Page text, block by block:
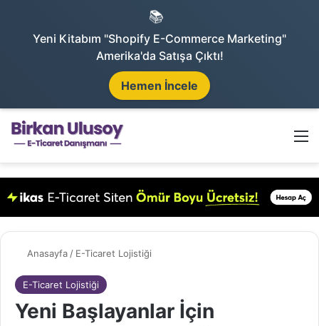
📚
Yeni Kitabım "Shopify E-Commerce Marketing"
Amerika'da Satışa Çıktı!
Hemen İncele
Anasayfa/ E-Ticaret Lojistiği
E-Ticaret Lojistiği
Yeni Başlayanlar İçin